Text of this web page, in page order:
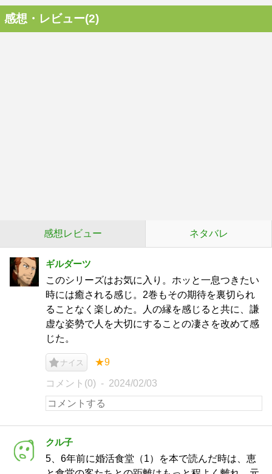
感想・レビュー(2)
感想レビュー ネタバレ
ギルダーツ
このシリーズはお気に入り。ホッと一息つきたい
時には癒される感じ。2巻もその期待を裏切られ
ることなく楽しめた。人の縁を感じると共に、謙
虚な姿勢で人を大切にすることの凄さを改めて感
じた。
ナイス ★9
コメント(0) 2024/02/03
クル子
5、6年前に婚活食堂（1）を本で読んだ時は、恵